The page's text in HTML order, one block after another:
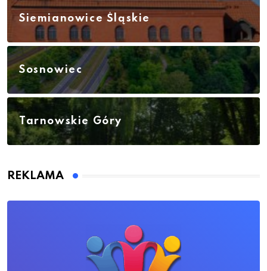
Siemianowice Śląskie
Sosnowiec
Tarnowskie Góry
REKLAMA